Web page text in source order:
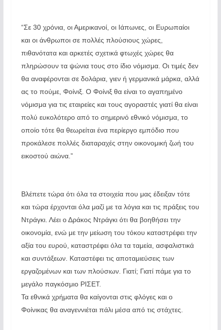
“Σε 30 χρόνια, οι Αμερικανοί, οι Ιάπωνες, οι Ευρωπαίοι
και οι άνθρωποι σε πολλές πλούσιους χώρες,
πιθανότατα και αρκετές σχετικά φτωχές χώρες θα
πληρώσουν τα ψώνια τους στο ίδιο νόμισμα. Οι τιμές δεν
θα αναφέρονται σε δολάρια, γιεν ή γερμανικά μάρκα, αλλά
ας το πούμε, Φοίνιξ. Ο Φοίνιξ θα είναι το αγαπημένο
νόμισμα για τις εταιρείες και τους αγοραστές γιατί θα είναι
πολύ ευκολότερο από το σημερινό εθνικό νόμισμα, το
οποίο τότε θα θεωρείται ένα περίεργο εμπόδιο που
προκάλεσε πολλές διαταραχές στην οικονομική ζωή του
εικοστού αιώνα.”
Βλέπετε τώρα ότι όλα τα στοιχεία που μας έδειξαν τότε
και τώρα έρχονται όλα μαζί με τα λόγια και τις πράξεις του
Ντράγκι. Λέει ο Δράκος Ντράγκι ότι θα βοηθήσει την
οικονομία, ενώ με την μείωση του τόκου καταστρέφει την
αξία του ευρού, καταστρέφει όλα τα ταμεία, ασφαλιστικά
και συντάξεων. Καταστέφει τις αποταμιεύσεις των
εργαζομένων και των πλούσιων. Γιατί; Γιατί πάμε για το
μεγάλο παγκόσμιο ΡΙΣΕΤ.
Τα εθνικά χρήματα θα καίγονται στις φλόγες και ο
Φοίνικας θα αναγεννιέται πάλι μέσα από τις στάχτες.